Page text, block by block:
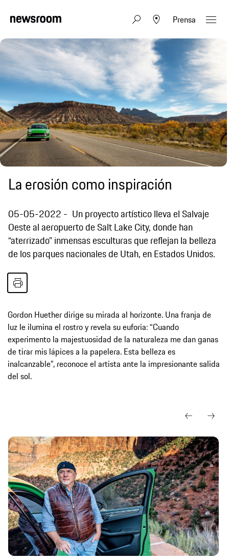
Prensa
La erosión como inspiración
05-05-2022
Un proyecto artístico lleva el Salvaje
Oeste al aeropuerto de Salt Lake City, donde han
“aterrizado” inmensas esculturas que reflejan la belleza
de los parques nacionales de Utah, en Estados Unidos.
Gordon Huether dirige su mirada al horizonte. Una franja de
luz le ilumina el rostro y revela su euforia: “Cuando
experimento la majestuosidad de la naturaleza me dan ganas
de tirar mis lápices a la papelera. Esta belleza es
inalcanzable”, reconoce el artista ante la impresionante salida
del sol.